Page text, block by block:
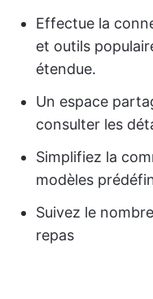
Effectue la
et outils
étendue.
Un espace
consulter les
Simplifiez la
modèles
Suivez le
repas